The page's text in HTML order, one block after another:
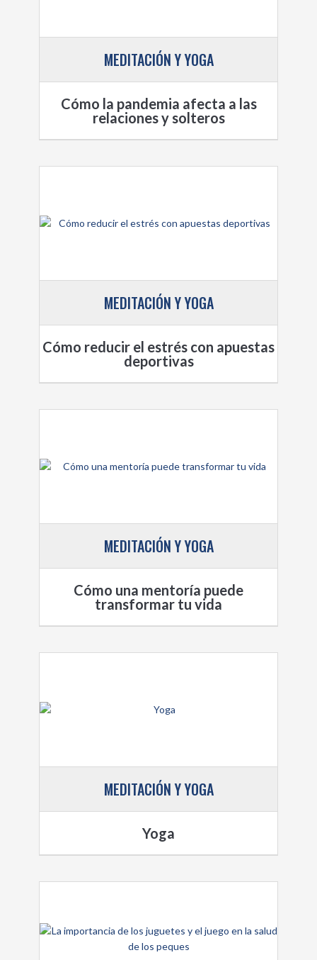
MEDITACIÓN Y YOGA
Cómo la pandemia afecta a las
relaciones y solteros
MEDITACIÓN Y YOGA
Cómo reducir el estrés con apuestas
deportivas
MEDITACIÓN Y YOGA
Cómo una mentoría puede
transformar tu vida
MEDITACIÓN Y YOGA
Yoga